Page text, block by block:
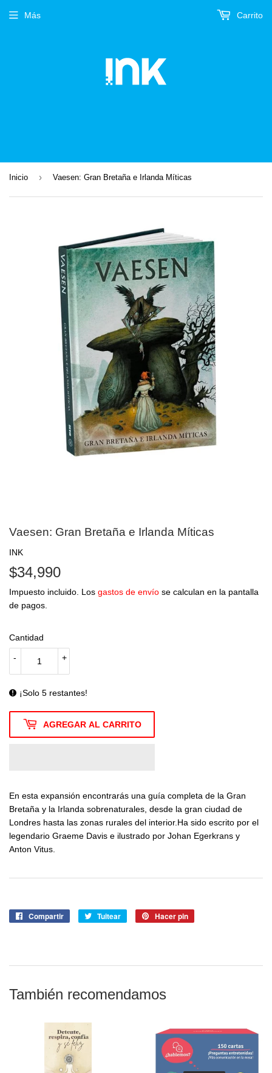
Más Carrito
Inicio › Vaesen: Gran Bretaña e Irlanda Míticas
Vaesen: Gran Bretaña e Irlanda Míticas
INK
$34,990
Impuesto incluido. Los gastos de envío se calculan en la pantalla
de pagos.
Cantidad
+
-
¡Solo 5 restantes!
AGREGAR AL CARRITO
En esta expansión encontrarás una guía completa de la Gran
Bretaña y la Irlanda sobrenaturales, desde la gran ciudad de
Londres hasta las zonas rurales del interior.Ha sido escrito por el
legendario Graeme Davis e ilustrado por Johan Egerkrans y
Anton Vitus.
Compartir
CompartirTuitear
Tuitear Hacer pin
También recomendamos